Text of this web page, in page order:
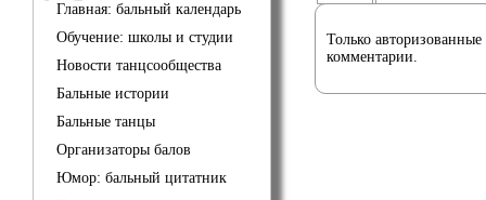
Главная: бальный календарь
Обучение: школы и студии
Новости танцсообщества
Бальные истории
Бальные танцы
Организаторы балов
Юмор: бальный цитатник
Только авторизованные
комментарии.